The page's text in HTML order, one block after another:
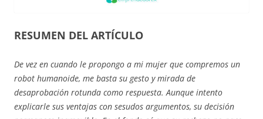
RESUMEN DEL ARTÍCULO
De vez en cuando le propongo a mi mujer que compremos un
robot humanoide, me basta su gesto y mirada de
desaprobación rotunda como respuesta. Aunque intento
explicarle sus ventajas con sesudos argumentos, su decisión